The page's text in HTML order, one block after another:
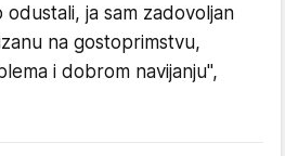
ja sam zadovoljan
na gostoprimstvu,
i dobrom navijanju",